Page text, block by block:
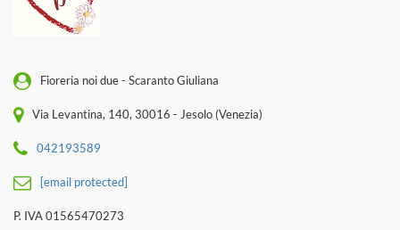
Fioreria noi due - Scaranto Giuliana
Via Levantina, 140, 30016 - Jesolo (Venezia)
042193589
[email protected]
P. IVA 01565470273